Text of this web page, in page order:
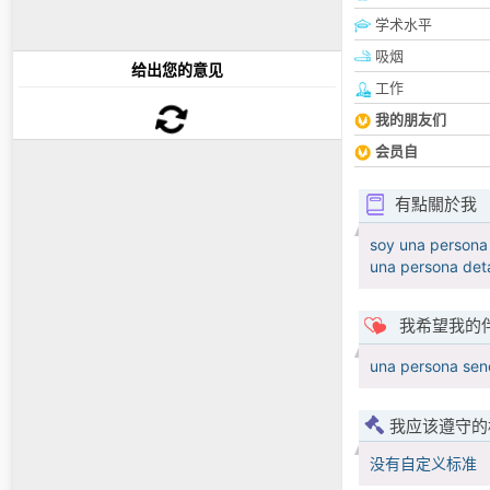
给出您的意见
学术水平
吸烟
工作
我的朋友们
会员自
有點關於我
soy una
una persona
我希望我的
una persona
我应该遵守
没有自定义标准